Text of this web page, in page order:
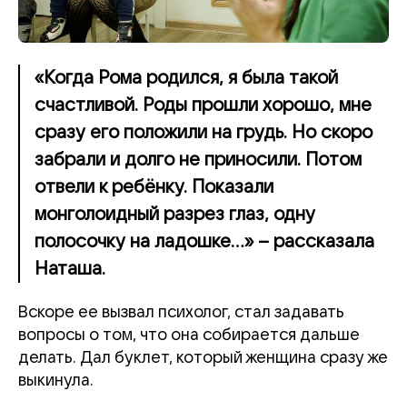
«Когда Рома родился, я была такой
счастливой. Роды прошли хорошо, мне
сразу его положили на грудь. Но скоро
забрали и долго не приносили. Потом
отвели к ребёнку. Показали
монголоидный разрез глаз, одну
полосочку на ладошке...» – рассказала
Наташа.
Вскоре ее вызвал психолог, стал задавать
вопросы о том, что она собирается дальше
делать. Дал буклет, который женщина сразу же
выкинула.